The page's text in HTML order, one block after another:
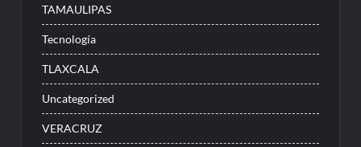
TAMAULIPAS
Tecnología
TLAXCALA
Uncategorized
VERACRUZ